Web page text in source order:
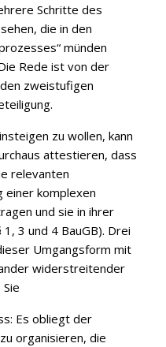
Schritte des
die in den
münden
Rede ist von der
zweistufigen
zu wollen, kann
attestieren, dass
relevanten
einer komplexen
und sie in ihrer
3 und 4 BauGB). Drei
Umgangsform mit
widerstreitender
Es obliegt der
organisieren, die